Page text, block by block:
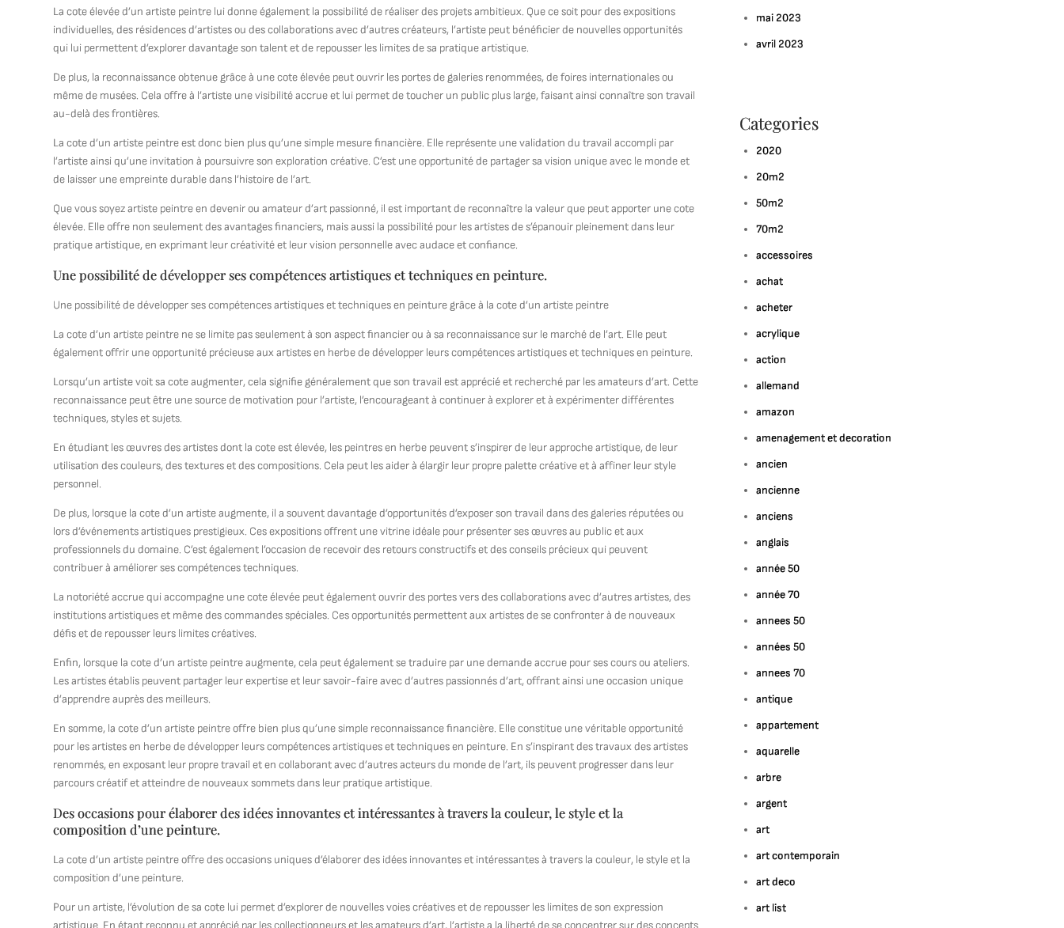
La cote élevée d’un artiste peintre lui donne également la possibilité de réaliser des projets ambitieux. Que ce soit pour des expositions
individuelles, des résidences d’artistes ou des collaborations avec d’autres créateurs, l’artiste peut bénéficier de nouvelles opportunités
qui lui permettent d’explorer davantage son talent et de repousser les limites de sa pratique artistique.
De plus, la reconnaissance obtenue grâce à une cote élevée peut ouvrir les portes de galeries renommées, de foires internationales ou
même de musées. Cela offre à l’artiste une visibilité accrue et lui permet de toucher un public plus large, faisant ainsi connaître son travail
au-delà des frontières.
La cote d’un artiste peintre est donc bien plus qu’une simple mesure financière. Elle représente une validation du travail accompli par
l’artiste ainsi qu’une invitation à poursuivre son exploration créative. C’est une opportunité de partager sa vision unique avec le monde et
de laisser une empreinte durable dans l’histoire de l’art.
Que vous soyez artiste peintre en devenir ou amateur d’art passionné, il est important de reconnaître la valeur que peut apporter une cote
élevée. Elle offre non seulement des avantages financiers, mais aussi la possibilité pour les artistes de s’épanouir pleinement dans leur
pratique artistique, en exprimant leur créativité et leur vision personnelle avec audace et confiance.
Une possibilité de développer ses compétences artistiques et techniques en peinture.
Une possibilité de développer ses compétences artistiques et techniques en peinture grâce à la cote d’un artiste peintre
La cote d’un artiste peintre ne se limite pas seulement à son aspect financier ou à sa reconnaissance sur le marché de l’art. Elle peut
également offrir une opportunité précieuse aux artistes en herbe de développer leurs compétences artistiques et techniques en peinture.
Lorsqu’un artiste voit sa cote augmenter, cela signifie généralement que son travail est apprécié et recherché par les amateurs d’art. Cette
reconnaissance peut être une source de motivation pour l’artiste, l’encourageant à continuer à explorer et à expérimenter différentes
techniques, styles et sujets.
En étudiant les œuvres des artistes dont la cote est élevée, les peintres en herbe peuvent s’inspirer de leur approche artistique, de leur
utilisation des couleurs, des textures et des compositions. Cela peut les aider à élargir leur propre palette créative et à affiner leur style
personnel.
De plus, lorsque la cote d’un artiste augmente, il a souvent davantage d’opportunités d’exposer son travail dans des galeries réputées ou
lors d’événements artistiques prestigieux. Ces expositions offrent une vitrine idéale pour présenter ses œuvres au public et aux
professionnels du domaine. C’est également l’occasion de recevoir des retours constructifs et des conseils précieux qui peuvent
contribuer à améliorer ses compétences techniques.
La notoriété accrue qui accompagne une cote élevée peut également ouvrir des portes vers des collaborations avec d’autres artistes, des
institutions artistiques et même des commandes spéciales. Ces opportunités permettent aux artistes de se confronter à de nouveaux
défis et de repousser leurs limites créatives.
Enfin, lorsque la cote d’un artiste peintre augmente, cela peut également se traduire par une demande accrue pour ses cours ou ateliers.
Les artistes établis peuvent partager leur expertise et leur savoir-faire avec d’autres passionnés d’art, offrant ainsi une occasion unique
d’apprendre auprès des meilleurs.
En somme, la cote d’un artiste peintre offre bien plus qu’une simple reconnaissance financière. Elle constitue une véritable opportunité
pour les artistes en herbe de développer leurs compétences artistiques et techniques en peinture. En s’inspirant des travaux des artistes
renommés, en exposant leur propre travail et en collaborant avec d’autres acteurs du monde de l’art, ils peuvent progresser dans leur
parcours créatif et atteindre de nouveaux sommets dans leur pratique artistique.
Des occasions pour élaborer des idées innovantes et intéressantes à travers la couleur, le style et la
composition d’une peinture.
La cote d’un artiste peintre offre des occasions uniques d’élaborer des idées innovantes et intéressantes à travers la couleur, le style et la
composition d’une peinture.
Pour un artiste, l’évolution de sa cote lui permet d’explorer de nouvelles voies créatives et de repousser les limites de son expression
artistique. En étant reconnu et apprécié par les collectionneurs et les amateurs d’art, l’artiste a la liberté de se concentrer sur des concepts
mai 2023
avril 2023
Categories
2020
20m2
50m2
70m2
accessoires
achat
acheter
acrylique
action
allemand
amazon
amenagement et decoration
ancien
ancienne
anciens
anglais
année 50
année 70
annees 50
années 50
annees 70
antique
appartement
aquarelle
arbre
argent
art
art contemporain
art deco
art list